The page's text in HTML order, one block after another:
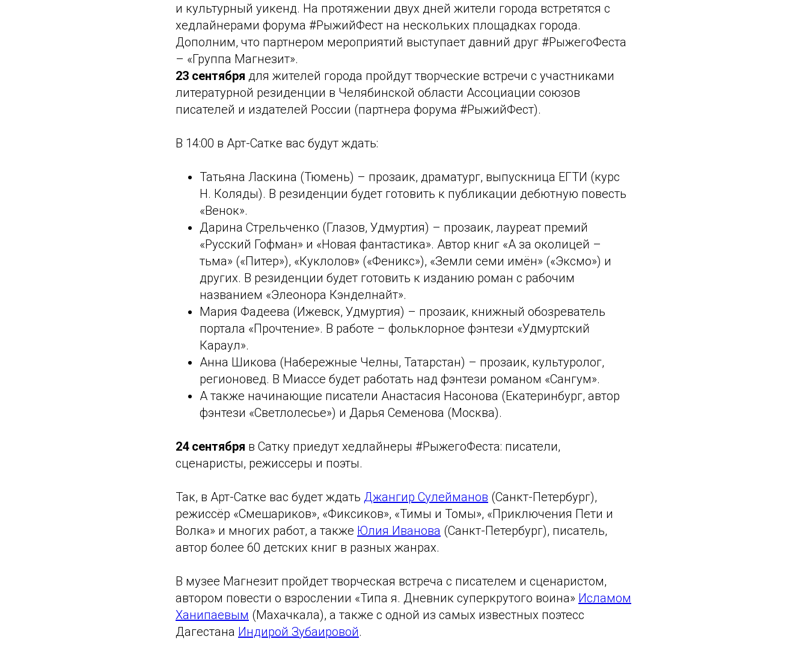
и культурный уикенд. На протяжении двух дней жители города встретятся с
хедлайнерами форума #РыжийФест на нескольких площадках города.
Дополним, что партнером мероприятий выступает давний друг #РыжегоФеста
– «Группа Магнезит».
23 сентября для жителей города пройдут творческие встречи с участниками
литературной резиденции в Челябинской области Ассоциации союзов
писателей и издателей России (партнера форума #РыжийФест).
В 14:00 в Арт-Сатке вас будут ждать:
Татьяна Ласкина (Тюмень) – прозаик, драматург, выпускница ЕГТИ (курс
Н. Коляды). В резиденции будет готовить к публикации дебютную повесть
«Венок».
Дарина Стрельченко (Глазов, Удмуртия) – прозаик, лауреат премий
«Русский Гофман» и «Новая фантастика». Автор книг «А за околицей –
тьма» («Питер»), «Куклолов» («Феникс»), «Земли семи имён» («Эксмо») и
других. В резиденции будет готовить к изданию роман с рабочим
названием «Элеонора Кэнделнайт».
Мария Фадеева (Ижевск, Удмуртия) – прозаик, книжный обозреватель
портала «Прочтение». В работе – фольклорное фэнтези «Удмуртский
Караул».
Анна Шикова (Набережные Челны, Татарстан) – прозаик, культуролог,
регионовед. В Миассе будет работать над фэнтези романом «Сангум».
А также начинающие писатели Анастасия Насонова (Екатеринбург, автор
фэнтези «Светлолесье») и Дарья Семенова (Москва).
24 сентября в Сатку приедут хедлайнеры #РыжегоФеста: писатели,
сценаристы, режиссеры и поэты.
Так, в Арт-Сатке вас будет ждать Джангир Сулейманов (Санкт-Петербург),
режиссёр «Смешариков», «Фиксиков», «Тимы и Томы», «Приключения Пети и
Волка» и многих работ, а также Юлия Иванова (Санкт-Петербург), писатель,
автор более 60 детских книг в разных жанрах.
В музее Магнезит пройдет творческая встреча с писателем и сценаристом,
автором повести о взрослении «Типа я. Дневник суперкрутого воина» Исламом
Ханипаевым (Махачкала), а также с одной из самых известных поэтесс
Дагестана Индирой Зубаировой.